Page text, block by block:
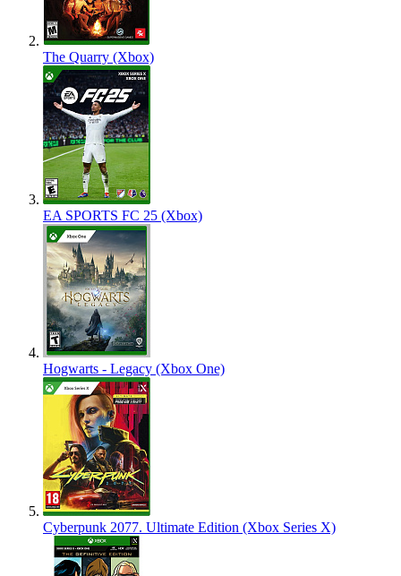
The Quarry (Xbox)
EA SPORTS FC 25 (Xbox)
Hogwarts - Legacy (Xbox One)
Cyberpunk 2077. Ultimate Edition (Xbox Series X)